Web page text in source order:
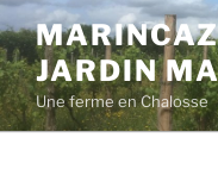
Aller
au
contenu
principal
JARDIN
Une ferme en Chalosse